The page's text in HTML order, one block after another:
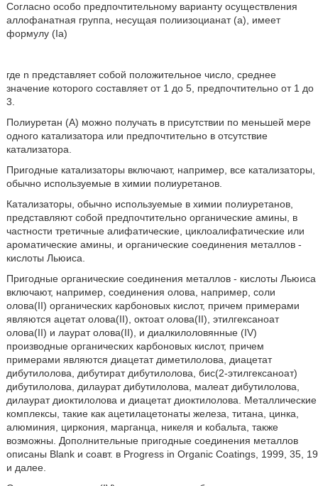
Согласно особо предпочтительному варианту осуществления
аллофанатная группа, несущая полиизоцианат (a), имеет
формулу (Ia)
где n представляет собой положительное число, среднее
значение которого составляет от 1 до 5, предпочтительно от 1 до
3.
Полиуретан (A) можно получать в присутствии по меньшей мере
одного катализатора или предпочтительно в отсутствие
катализатора.
Пригодные катализаторы включают, например, все катализаторы,
обычно используемые в химии полиуретанов.
Катализаторы, обычно используемые в химии полиуретанов,
представляют собой предпочтительно органические амины, в
частности третичные алифатические, циклоалифатические или
ароматические амины, и органические соединения металлов -
кислоты Льюиса.
Пригодные органические соединения металлов - кислоты Льюиса
включают, например, соединения олова, например, соли
олова(II) органических карбоновых кислот, причем примерами
являются ацетат олова(II), октоат олова(II), этилгексаноат
олова(II) и лаурат олова(II), и диалкилоловянные (IV)
производные органических карбоновых кислот, причем
примерами являются диацетат диметилолова, диацетат
дибутилолова, дибутират дибутилолова, бис(2-этилгексаноат)
дибутилолова, дилаурат дибутилолова, малеат дибутилолова,
дилаурат диоктилолова и диацетат диоктилолова. Металлические
комплексы, такие как ацетилацетонаты железа, титана, цинка,
алюминия, циркония, марганца, никеля и кобальта, также
возможны. Дополнительные пригодные соединения металлов
описаны Blank и соавт. в Progress in Organic Coatings, 1999, 35, 19
и далее.